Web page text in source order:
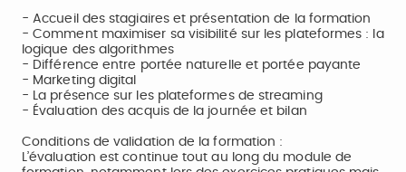
- Accueil des stagiaires et présentation de la formation
- Comment maximiser sa visibilité sur les plateformes : la
logique des algorithmes
- Différence entre portée naturelle et portée payante
- Marketing digital
- La présence sur les plateformes de streaming
- Évaluation des acquis de la journée et bilan
Conditions de validation de la formation :
L’évaluation est continue tout au long du module de